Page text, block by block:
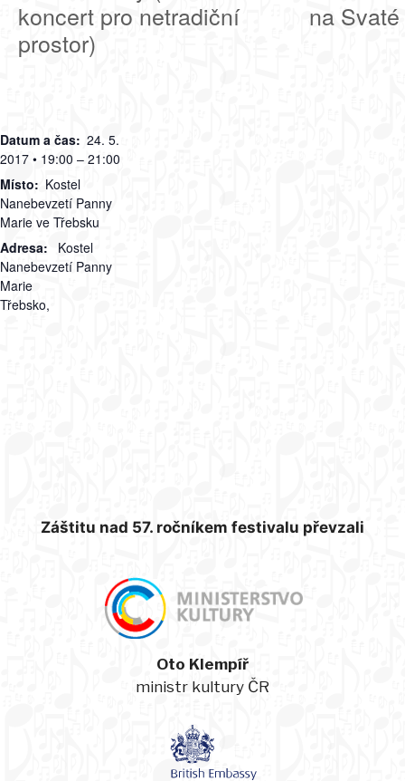
koncert pro netradiční
prostor)
na
Datum a čas: 24. 5.
2017 • 19:00 – 21:00
Místo: Kostel
Nanebevzetí Panny
Marie ve Třebsku
Adresa:
Kostel
Nanebevzetí Panny
Marie
Třebsko,
Záštitu nad 57. ročníkem festivalu převzali
Oto Klempíř
ministr kultury ČR